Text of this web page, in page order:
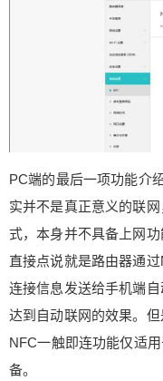
PC端的最后一项功能介
实并不是真正意义的联
式，本身并不具备上网功
直接点说就是路由器通
连接信息发送给手机端
达到自动联网的效果。
NFC一触即连功能仅适
备。